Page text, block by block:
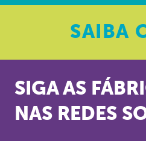
SAIBA
SIGA AS
NAS REDES